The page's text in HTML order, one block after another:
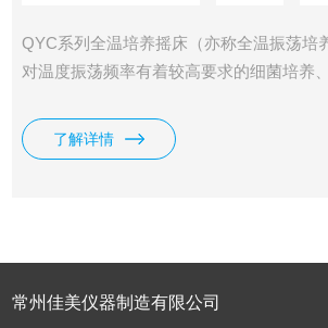
QYC系列全温培养摇床（亦称全温振荡培
对温度振荡频率有着较高要求的细菌培养
学、制药、食品、环保等研究应用领域有
用。
了解详情
常州佳美仪器制造有限公司